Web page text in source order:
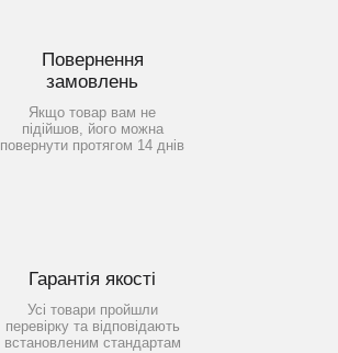
Повернення
замовлень
Якщо товар вам не
підійшов, його можна
повернути протягом 14 днів
Гарантія якості
Усі товари пройшли
перевірку та відповідають
встановленим стандартам